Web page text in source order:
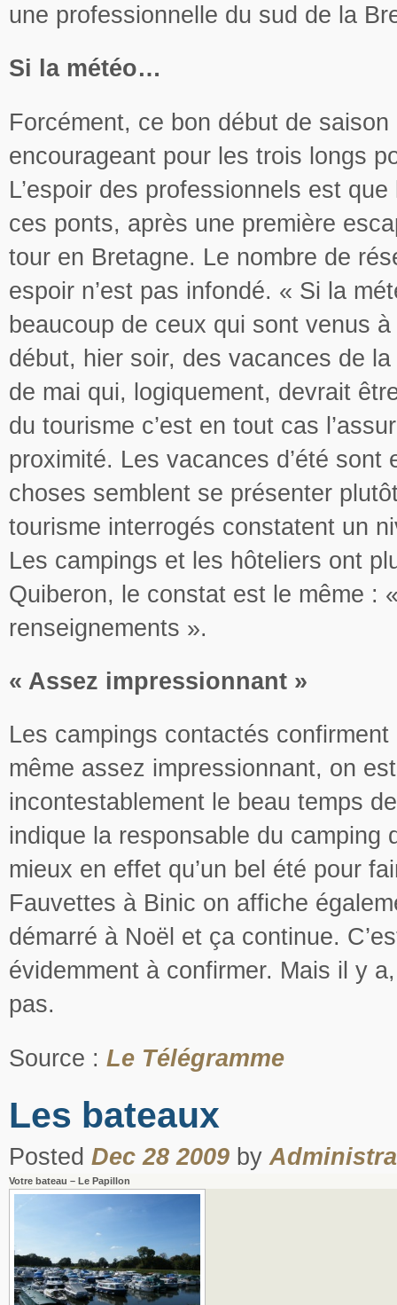
une professionnelle du sud de la
Si la météo…
Forcément, ce bon début de
encourageant pour les trois longs
L’espoir des professionnels est
ces ponts, après une première
tour en Bretagne. Le nombre de
espoir n’est pas infondé. « Si la
beaucoup de ceux qui sont venus
début, hier soir, des vacances de
de mai qui, logiquement, devrait
du tourisme c’est en tout cas
proximité. Les vacances d’été
choses semblent se présenter
tourisme interrogés constatent un
Les campings et les hôteliers ont
Quiberon, le constat est le même :
renseignements ».
« Assez impressionnant »
Les campings contactés
même assez impressionnant, on
incontestablement le beau temps
indique la responsable du camping
mieux en effet qu’un bel été pour
Fauvettes à Binic on affiche
démarré à Noël et ça continue.
évidemment à confirmer. Mais il y
pas.
Source : Le Télégramme
Les bateaux
Posted Dec 28 2009 by
Votre bateau – Le Papillon